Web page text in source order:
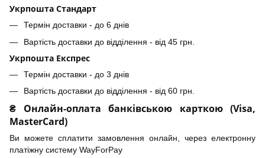
Укрпошта Стандарт
Термін доставки - до 6 днів
Вартість доставки до відділення - від 45 грн.
Укрпошта Експрес
Термін доставки - до 3 днів
Вартість доставки до відділення - від 60 грн.
₴ Онлайн-оплата банківською карткою (Visa,
MasterCard)
Ви можете сплатити замовлення онлайн, через електронну
платіжну систему WayForPay